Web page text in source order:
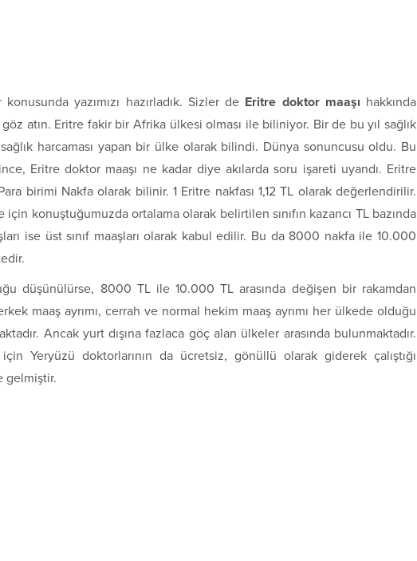
yazımızı hazırladık. Sizler de Eritre doktor maaşı hakkında
atın. Eritre fakir bir Afrika ülkesi olması ile biliniyor. Bir de bu yıl sağlık
sağlık harcaması yapan bir ülke olarak bilindi. Dünya sonuncusu oldu. Bu
Eritre doktor maaşı ne kadar diye akılarda soru işareti uyandı. Eritre
birimi Nakfa olarak bilinir. 1 Eritre nakfası 1,12 TL olarak değerlendirilir.
konuştuğumuzda ortalama olarak belirtilen sınıfın kazancı TL bazında
ise üst sınıf maaşları olarak kabul edilir. Bu da 8000 nakfa ile 10.000
düşünülürse, 8000 TL ile 10.000 TL arasında değişen bir rakamdan
maaş ayrımı, cerrah ve normal hekim maaş ayrımı her ülkede olduğu
Ancak yurt dışına fazlaca göç alan ülkeler arasında bulunmaktadır.
Yeryüzü doktorlarının da ücretsiz, gönüllü olarak giderek çalıştığı
gelmiştir.